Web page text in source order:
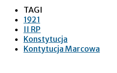
TAGI
1921
II RP
Konstytucja
Kontytucja Marcowa